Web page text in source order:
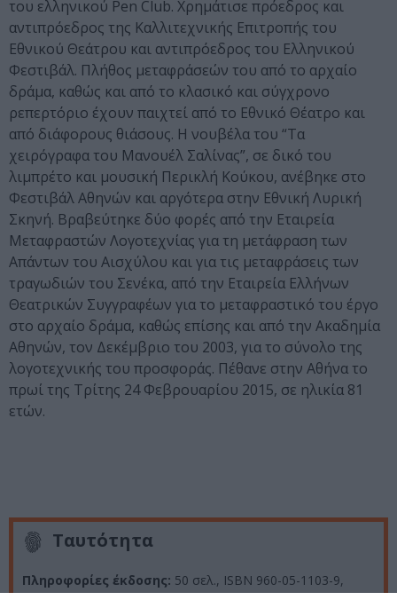
του ελληνικού Pen Club. Χρημάτισε πρόεδρος και
αντιπρόεδρος της Καλλιτεχνικής Επιτροπής του
Εθνικού Θεάτρου και αντιπρόεδρος του Ελληνικού
Φεστιβάλ. Πλήθος μεταφράσεών του από το αρχαίο
δράμα, καθώς και από το κλασικό και σύγχρονο
ρεπερτόριο έχουν παιχτεί από το Εθνικό Θέατρο και
από διάφορους θιάσους. Η νουβέλα του “Τα
χειρόγραφα του Μανουέλ Σαλίνας”, σε δικό του
λιμπρέτο και μουσική Περικλή Κούκου, ανέβηκε στο
Φεστιβάλ Αθηνών και αργότερα στην Εθνική Λυρική
Σκηνή. Βραβεύτηκε δύο φορές από την Εταιρεία
Μεταφραστών Λογοτεχνίας για τη μετάφραση των
Απάντων του Αισχύλου και για τις μεταφράσεις των
τραγωδιών του Σενέκα, από την Εταιρεία Ελλήνων
Θεατρικών Συγγραφέων για το μεταφραστικό του έργο
στο αρχαίο δράμα, καθώς επίσης και από την Ακαδημία
Αθηνών, τον Δεκέμβριο του 2003, για το σύνολο της
λογοτεχνικής του προσφοράς. Πέθανε στην Αθήνα το
πρωί της Τρίτης 24 Φεβρουαρίου 2015, σε ηλικία 81
ετών.
Ταυτότητα
Πληροφορίες έκδοσης: 50 σελ., ISBN 960-05-1103-9,